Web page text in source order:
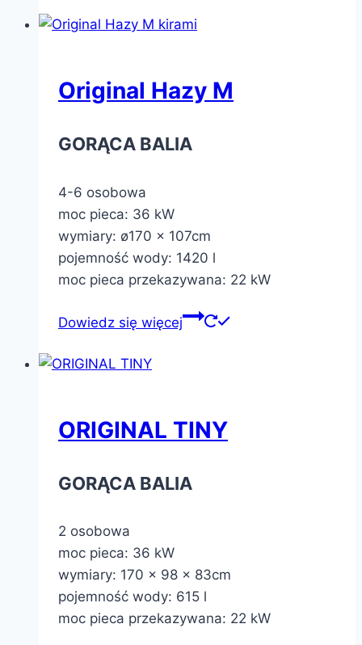
Original Hazy M
GORĄCA BALIA
4-6 osobowa
moc pieca: 36 kW
wymiary: ø170 x 107cm
pojemność wody: 1420 l
moc pieca przekazywana: 22 kW
Dowiedz się więcej
ORIGINAL TINY
GORĄCA BALIA
2 osobowa
moc pieca: 36 kW
wymiary: 170 x 98 x 83cm
pojemność wody: 615 l
moc pieca przekazywana: 22 kW